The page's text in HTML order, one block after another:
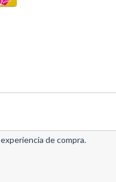
de compra.